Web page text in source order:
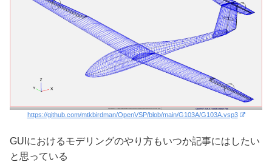
https://github.com/mtkbirdman/OpenVSP/blob/main/G103A/G103A.vsp3
GUIにおけるモデリングのやり方もいつか記事にはしたい
と思っている